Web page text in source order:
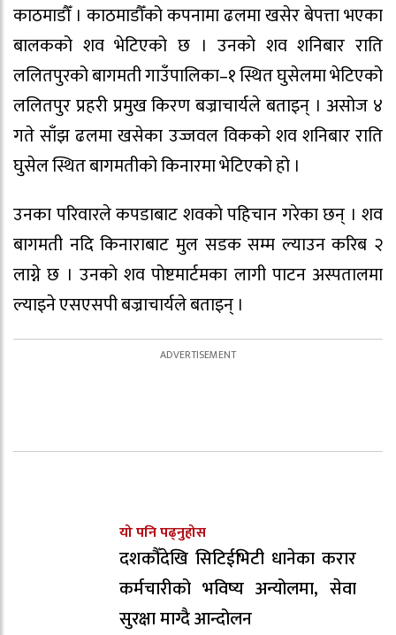
काठमाडौँ । काठमाडौँको कपनामा ढलमा खसेर बेपत्ता भएका
बालकको शव भेटिएको छ । उनकाे शव शनिबार राति
ललितपुरको बागमती गाउँपालिका–१ स्थित घुसेलमा भेटिएको
ललितपुर प्रहरी प्रमुख किरण बज्राचार्यले बताइन् । असोज ४
गते साँझ ढलमा खसेका उज्जवल विककाे शव शनिबार राति
घुसेल स्थित बागमतीको किनारमा भेटिएको हो ।
उनका परिवारले कपडाबाट शवकाे पहिचान गरेका छन् । शव
बागमती नदि किनाराबाट मुल सडक सम्म ल्याउन करिब २
लाग्ने छ । उनकाे शव पोष्टमार्टमका लागी पाटन अस्पतालमा
ल्याइने एसएसपी बज्राचार्यले बताइन् ।
यो पनि पढ्नुहोस
दशकौँदेखि सिटिईभिटी धानेका करार
कर्मचारीको भविष्य अन्योलमा, सेवा
सुरक्षा माग्दै आन्दोलन